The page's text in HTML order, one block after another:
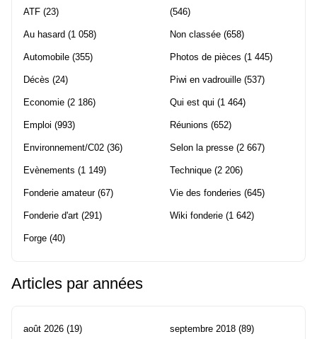
ATF (23)
Au hasard (1 058)
Automobile (355)
Décès (24)
Economie (2 186)
Emploi (993)
Environnement/C02 (36)
Evènements (1 149)
Fonderie amateur(67)
Fonderie d'art (291)
Forge (40)
(546)
Non classée (658)
Photos de pièces (1 445)
Piwi en vadrouille (537)
Qui est qui (1 464)
Réunions (652)
Selon la presse (2 667)
Technique (2 206)
Vie des fonderies (645)
Wiki fonderie (1 642)
Articles par années
août 2026 (19) septembre 2018 (89)